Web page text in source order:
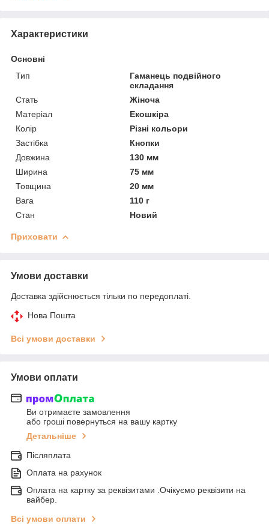
Характеристики
Основні
Тип
Гаманець подвійного
складання
Стать
Жіноча
Матеріал
Екошкіра
Колір
Різні кольори
Застібка
Кнопки
Довжина
130 мм
Ширина
75 мм
Товщина
20 мм
Вага
110 г
Стан
Новий
Приховати
Умови доставки
Доставка здійснюється тільки по передоплаті.
Нова Пошта
Всі умови доставки
Умови оплати
Ви отримаєте замовлення
або гроші повернуться на вашу картку
Детальніше
Післяплата
Оплата на рахунок
Оплата на картку за реквізитами .Очікуємо реквізити на
вайбер.
Всі умови оплати